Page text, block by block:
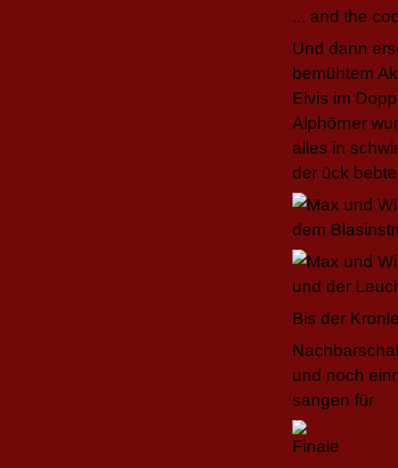
... and the
Und dann
bemühtem
Elvis im
Alphörner
alles in
der ück
Bis der
und noch
sangen für